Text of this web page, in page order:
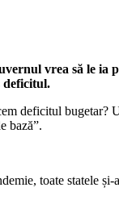
vrea să le
deficitul.
deficitul bugetar?
bază”.
toate statele